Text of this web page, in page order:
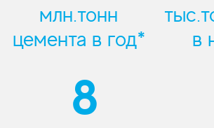
млн.тонн
цемента в год*
в
8